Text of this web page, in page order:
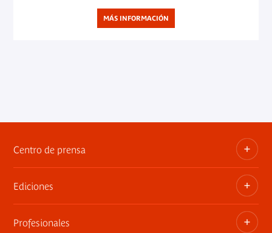
MÁS INFORMACIÓN
Centro de prensa
Dosieres, comunicados de prensa, anuncios de
exposiciones
Ediciones
Las publicaciones del museo
Profesionales